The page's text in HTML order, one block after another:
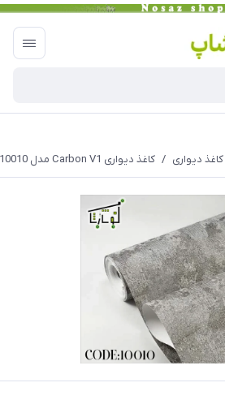
کاغذ دیواری / کاغذ دیواری Carbon V1 مدل 10010